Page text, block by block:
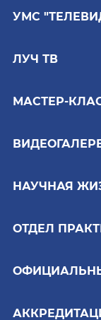
УМС
ЛУЧ ТВ
МАСТЕР-
НАУЧНАЯ
ОТДЕЛ